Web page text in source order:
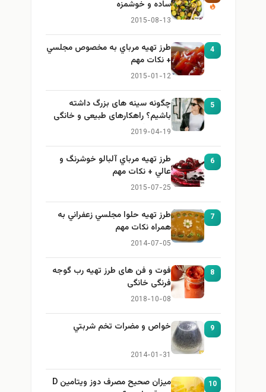
ساده و خوشمزه
2015-08-13
4
طرز تهيه مرباي به مخصوص مجلسي
+ نكات مهم
2015-01-12
5
چگونه سینه های بزرگ داشته
باشیم؟ راهکارهای طبیعی و خانگی
برای بزرگ کردن سینه
2019-04-19
6
طرز تهيه مرباي آلبالو خوشرنگ و
عالي + نكات مهم
2015-07-25
7
طرز تهيه حلوا مجلسي زعفراني به
همراه نكات مهم
2014-07-05
8
فوت و فن های طرز تهیه رب گوجه
فرنگی خانگی
2018-10-08
9 خواص و مضرات تخم شربتي
2014-01-31
10
میزان صحیح مصرف دوز ویتامین D